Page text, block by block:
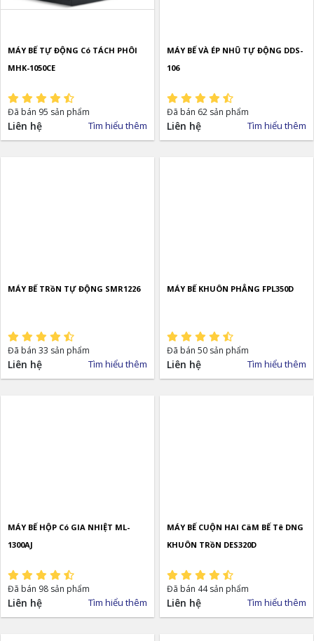
MÁY BẾ TỰ ĐỘNG Có TÁCH PHÔI
MHK-1050CE
Đã bán 95 sản phẩm
Liên hệ Tìm hiểu thêm
MÁY BẾ VÀ ÉP NHŨ TỰ ĐỘNG DDS-
106
Đã bán 62 sản phẩm
Liên hệ Tìm hiểu thêm
MÁY BẾ TRồN TỰ ĐỘNG SMR1226
Đã bán 33 sản phẩm
Liên hệ Tìm hiểu thêm
MÁY BẾ KHUÔN PHẲNG FPL350D
Đã bán 50 sản phẩm
Liên hệ Tìm hiểu thêm
MÁY BẾ HỘP Có GIA NHIỆT ML-
1300AJ
Đã bán 98 sản phẩm
Liên hệ Tìm hiểu thêm
MÁY BẾ CUỘN HAI CäM BẾ Tê DNG
KHUÔN TRồN DES320D
Đã bán 44 sản phẩm
Liên hệ Tìm hiểu thêm